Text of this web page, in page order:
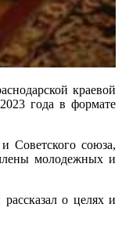
краевой
года в формате
Советского союза,
молодежных и
о целях и